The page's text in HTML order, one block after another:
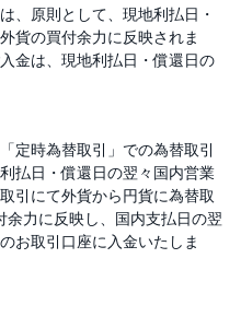
、原則として、現地利払日・
貨の買付余力に反映されま
金は、現地利払日・償還日の
定時為替取引」での為替取引
払日・償還日の翌々国内営業
引にて外貨から円貨に為替取
力に反映し、国内支払日の翌
お取引口座に入金いたしま